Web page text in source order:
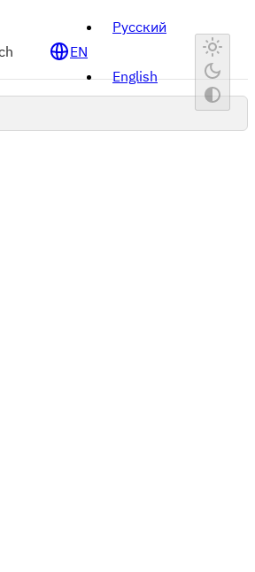
EN
Русский
English